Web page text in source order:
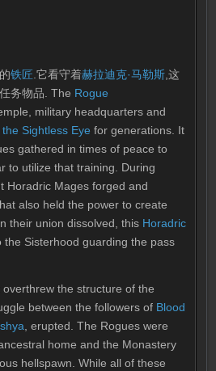
铁匠.它看守着赫拉迪克·马勒斯,这
务物品. The Rogue
military headquarters and
Sightless Eye for generations. It
gathered in times of peace to
to utilize that training. During
Horadric Mages forged and
also held the power to create
their union dissolved, this Horadric
the Sisterhood guarding the pass
overthrew the structure of the
between the followers of Blood
, erupted. The Rogues were
home and the Monastery
hellspawn. While all of these